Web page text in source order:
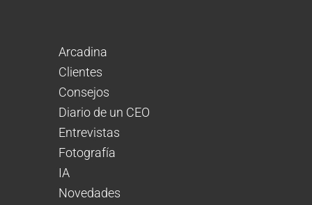
Arcadina
Clientes
Consejos
Diario de un CEO
Entrevistas
Fotografía
IA
Novedades